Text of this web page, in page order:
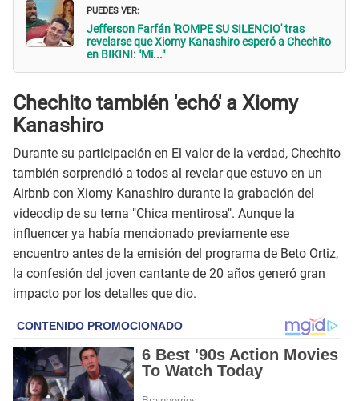
PUEDES VER:
Jefferson Farfán 'ROMPE SU SILENCIO' tras
revelarse que Xiomy Kanashiro esperó a Chechito
en BIKINI: "Mi..."
Chechito también 'echó' a Xiomy
Kanashiro
Durante su participación en El valor de la verdad, Chechito
también sorprendió a todos al revelar que estuvo en un
Airbnb con Xiomy Kanashiro durante la grabación del
videoclip de su tema "Chica mentirosa". Aunque la
influencer ya había mencionado previamente ese
encuentro antes de la emisión del programa de Beto Ortiz,
la confesión del joven cantante de 20 años generó gran
impacto por los detalles que dio.